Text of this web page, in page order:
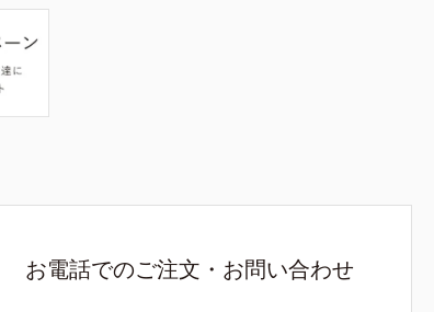
お電話でのご注文・お問い合わせ